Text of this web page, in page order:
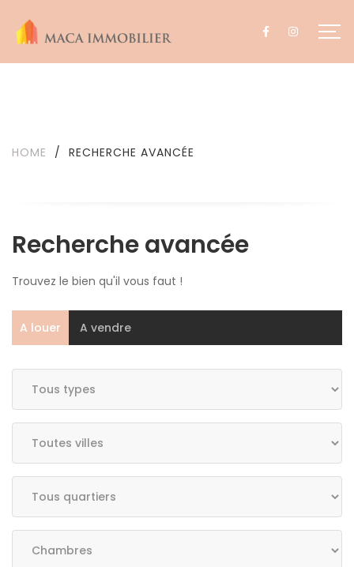
HOME / RECHERCHE AVANCÉE
Recherche avancée
Trouvez le bien qu'il vous faut !
A louer A vendre